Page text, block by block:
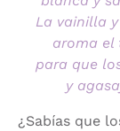
La vainilla
aroma el
para que
y
¿Sabías que